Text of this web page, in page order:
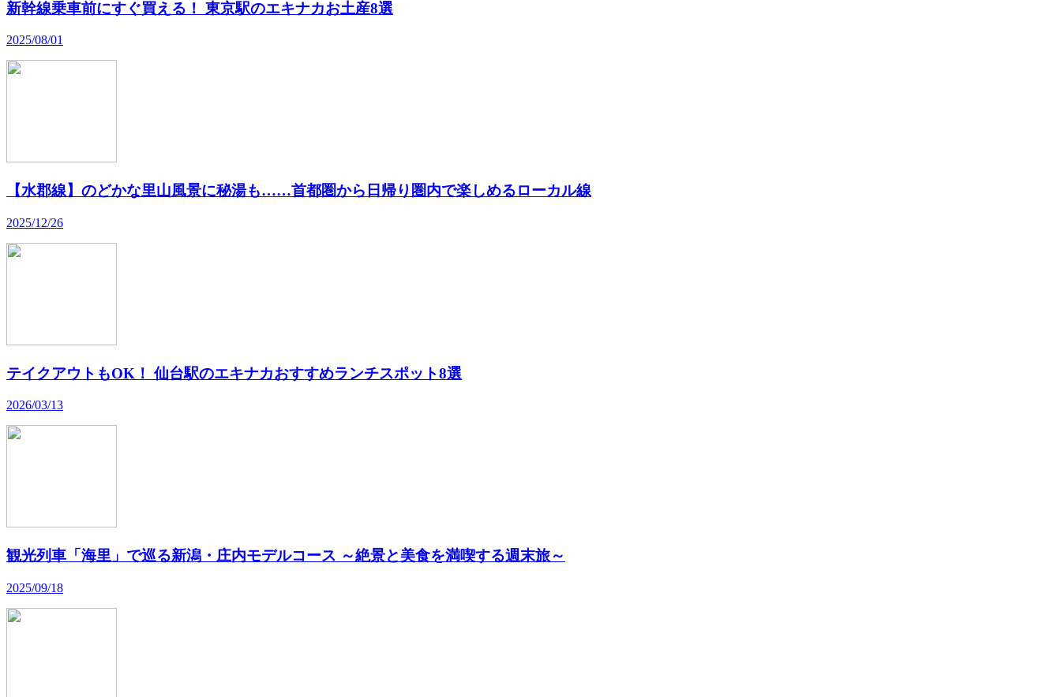
新幹線乗車前にすぐ買える！ 東京駅のエキナカお土産8選
2025/08/01
【水郡線】のどかな里山風景に秘湯も……首都圏から日帰り圏内で楽しめるローカル線
2025/12/26
テイクアウトもOK！ 仙台駅のエキナカおすすめランチスポット8選
2026/03/13
観光列車「海里」で巡る新潟・庄内モデルコース ～絶景と美食を満喫する週末旅～
2025/09/18